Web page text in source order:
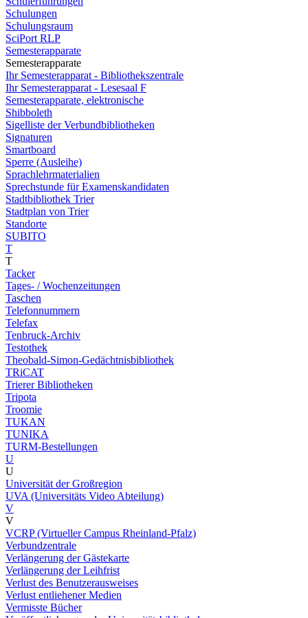
Schulungen
Schulungsraum
SciPort RLP
Semesterapparate
Semesterapparate
Ihr Semesterapparat - Bibliothekszentrale
Ihr Semesterapparat - Lesesaal F
Semesterapparate, elektronische
Shibboleth
Sigelliste der Verbundbibliotheken
Signaturen
Smartboard
Sperre (Ausleihe)
Sprachlehrmaterialien
Sprechstunde für Examenskandidaten
Stadtbibliothek Trier
Stadtplan von Trier
Standorte
SUBITO
T
T
Tacker
Tages- / Wochenzeitungen
Taschen
Telefonnummern
Telefax
Tenbruck-Archiv
Testothek
Theobald-Simon-Gedächtnisbibliothek
TRiCAT
Trierer Bibliotheken
Tripota
Troomie
TUKAN
TUNIKA
TURM-Bestellungen
U
U
Universität der Großregion
UVA (Universitäts Video Abteilung)
V
V
VCRP (Virtueller Campus Rheinland-Pfalz)
Verbundzentrale
Verlängerung der Gästekarte
Verlängerung der Leihfrist
Verlust des Benutzerausweises
Verlust entliehener Medien
Vermisste Bücher